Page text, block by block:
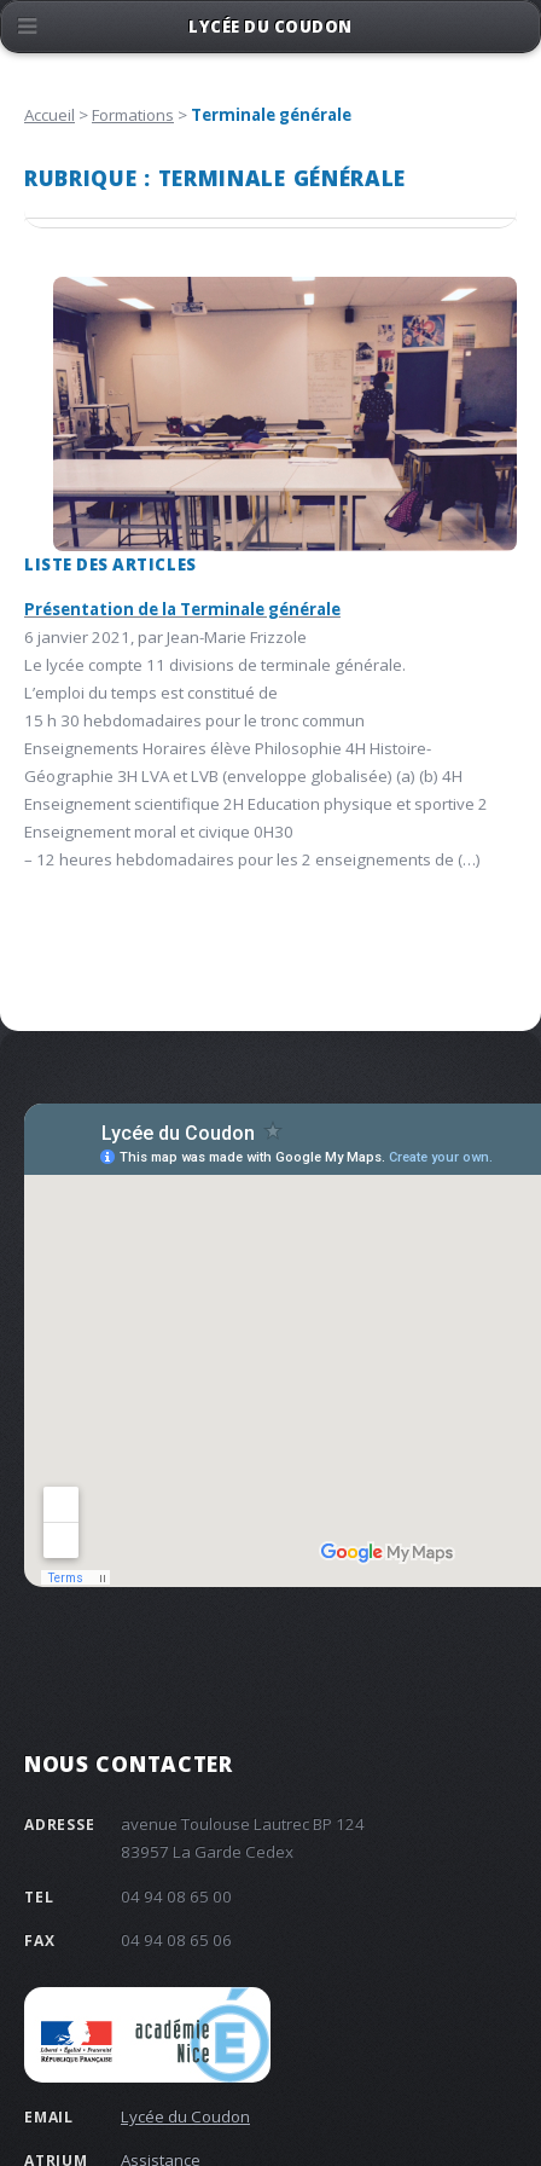
Accueil > Formations > Terminale générale
RUBRIQUE : TERMINALE GÉNÉRALE
LISTE DES ARTICLES
Présentation de la Terminale générale
6 janvier 2021, par Jean-Marie Frizzole
Le lycée compte 11 divisions de terminale générale.
L’emploi du temps est constitué de
15 h 30 hebdomadaires pour le tronc commun
Enseignements Horaires élève Philosophie 4H Histoire-
Géographie 3H LVA et LVB (enveloppe globalisée) (a) (b) 4H
Enseignement scientifique 2H Education physique et sportive 2
Enseignement moral et civique 0H30
– 12 heures hebdomadaires pour les 2 enseignements de (…)
NOUS CONTACTER
ADRESSE
avenue Toulouse Lautrec BP 124
83957 La Garde Cedex
TEL 04 94 08 65 00
FAX 04 94 08 65 06
EMAIL Lycée du Coudon
ATRIUM Assistance
LYCÉE DU COUDON